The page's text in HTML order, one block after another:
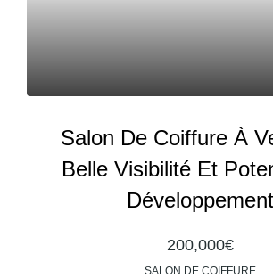
Salon De Coiffure À
Belle Visibilité Et
Développement
200,000€
SALON DE COIFFURE